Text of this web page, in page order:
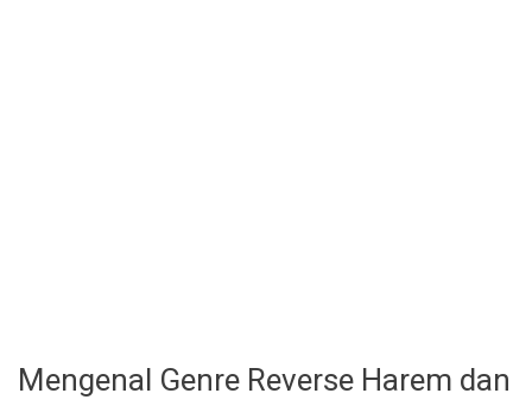
Mengenal Genre Reverse Harem dan